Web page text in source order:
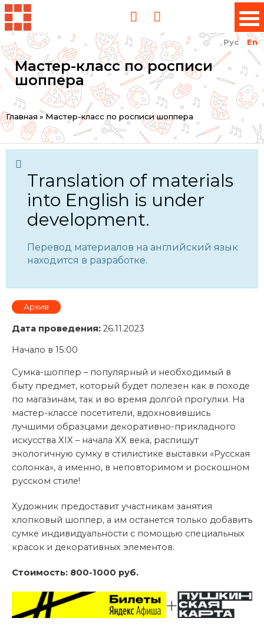
Рус En
Мастер-класс по росписи
шоппера
You
are
here
Главная »Мастер-класс по росписи шоппера
Translation of materials
into English is under
development.
Перевод материалов на английский язык
находится в разработке.
Архив
Дата проведения: 26.11.2023
Начало в 15:00
Сумка-шоппер – популярный и необходимый в
быту предмет, который будет полезен как в походе
по магазинам, так и во время долгой прогулки. На
мастер-классе посетители, вдохновившись
лучшими образцами декоративно-прикладного
искусства XIX – начала XX века, распишут
экологичную сумку в стилистике выставки «Русская
солонка», а именно, в неповторимом и роскошном
русском стиле!
Художник предоставит участникам занятия
хлопковый шоппер, а им останется только добавить
сумке индивидуальности с помощью специальных
красок и декоративных элементов.
Стоимость: 800-1000 руб.